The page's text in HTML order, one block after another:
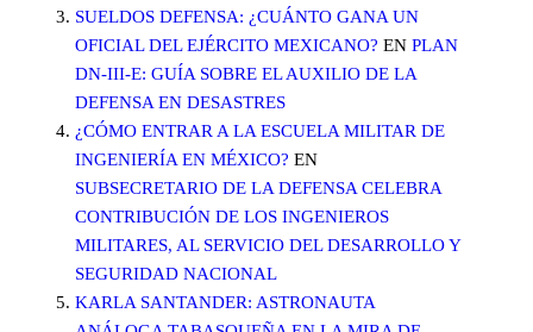
SUELDOS DEFENSA: ¿CUÁNTO GANA UN
OFICIAL DEL EJÉRCITO MEXICANO? EN PLAN
DN-III-E: GUÍA SOBRE EL AUXILIO DE LA
DEFENSA EN DESASTRES
¿CÓMO ENTRAR A LA ESCUELA MILITAR DE
INGENIERÍA EN MÉXICO? EN
SUBSECRETARIO DE LA DEFENSA CELEBRA
CONTRIBUCIÓN DE LOS INGENIEROS
MILITARES, AL SERVICIO DEL DESARROLLO Y
SEGURIDAD NACIONAL
KARLA SANTANDER: ASTRONAUTA